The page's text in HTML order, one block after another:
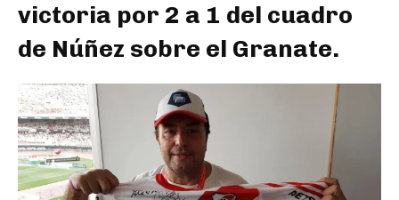
victoria por 2 a 1 del cuadro
de Núñez sobre el Granate.